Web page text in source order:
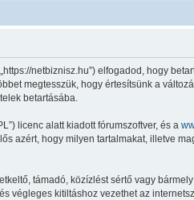
netbiznisz.hu”) elfogadod, hogy
megtesszük, hogy értesítsünk a
betartásába.
licenc alatt kiadott fórumszoftver, és a
azért, hogy milyen tartalmakat, illetve
támadó, közízlést sértő vagy
kitiltáshoz vezethet az